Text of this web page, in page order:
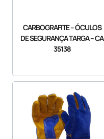
CARBOGRAFITE – ÓCULOS
DE SEGURANÇA TARGA – CA
35138